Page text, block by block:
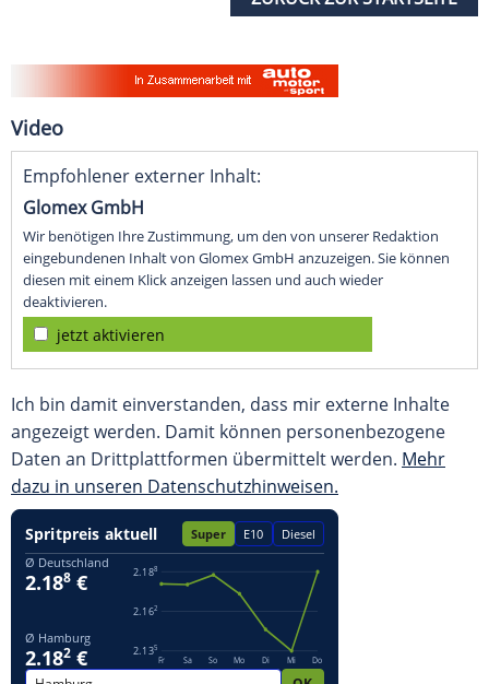
Video
Empfohlener externer Inhalt:
Glomex GmbH
Wir benötigen Ihre Zustimmung, um den von unserer Redaktion
eingebundenen Inhalt von Glomex GmbH anzuzeigen. Sie können
diesen mit einem Klick anzeigen lassen und auch wieder
deaktivieren.
jetzt aktivieren
Ich bin damit einverstanden, dass mir externe Inhalte
angezeigt werden. Damit können personenbezogene
Daten an Drittplattformen übermittelt werden. Mehr
dazu in unseren Datenschutzhinweisen.